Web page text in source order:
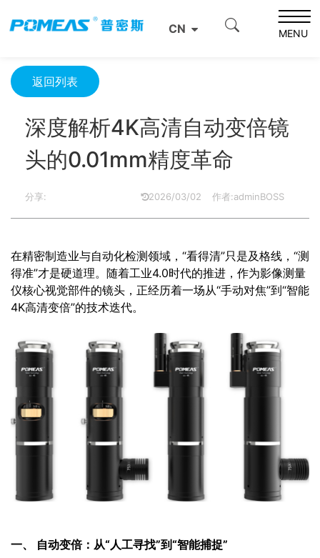
CN MENU
深度解析4K高清自动变倍镜头的0.01mm精度革命
返回列表
深度解析4K高清自动变倍镜
头的0.01mm精度革命
分享: 2026/03/02 作者:adminBOSS
在精密制造业与自动化检测领域，“看得清”只是及格线，“测
得准”才是硬道理。随着工业4.0时代的推进，作为影像测量
仪核心视觉部件的镜头，正经历着一场从“手动对焦”到“智能
4K高清变倍”的技术迭代。
一、 自动变倍：从“人工寻找”到“智能捕捉”